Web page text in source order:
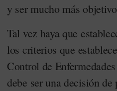
y ser mucho más
Tal vez haya que
los criterios que
Control de
debe ser una decisión